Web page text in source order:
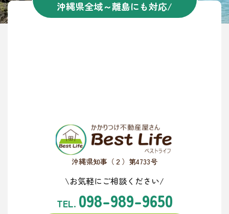
沖縄県全域～離島にも対応/
沖縄県知事（２）第4733号
\お気軽にご相談ください/
TEL. 098-989-9650